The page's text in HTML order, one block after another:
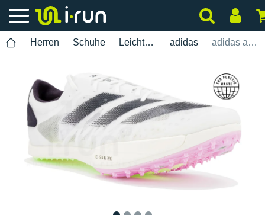
Herren Schuhe Leichtathletik adidas adidas adizero Ambition Herren